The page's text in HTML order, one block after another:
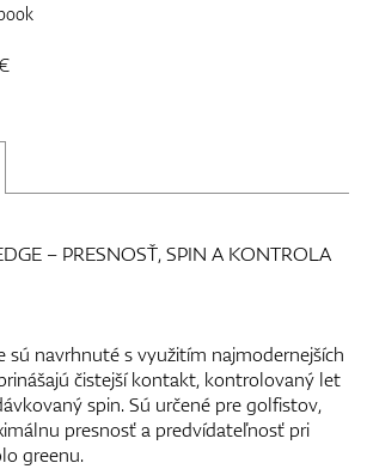
– PRESNOSŤ, SPIN A KONTROLA
sú navrhnuté s využitím najmodernejších
čistejší kontakt, kontrolovaný let
spin. Sú určené pre golfistov,
presnosť a predvídateľnosť pri
greenu.